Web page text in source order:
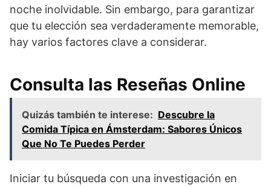
noche inolvidable. Sin embargo, para garantizar
que tu elección sea verdaderamente memorable,
hay varios factores clave a considerar.
Consulta las Reseñas Online
Quizás también te interese: Descubre la
Comida Típica en Ámsterdam: Sabores Únicos
Que No Te Puedes Perder
Iniciar tu búsqueda con una investigación en